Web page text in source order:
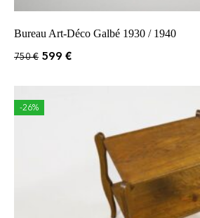
Bureau Art-Déco Galbé 1930 / 1940
750€ 599 €
-26%